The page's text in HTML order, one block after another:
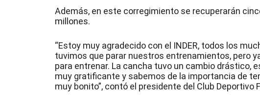
Además, en este corregimiento se recuperarán
millones.
“Estoy muy agradecido con el INDER, todos los
tuvimos que parar nuestros entrenamientos, pero
para entrenar. La cancha tuvo un cambio drástico,
muy gratificante y sabemos de la importancia de
muy bonito”, contó el presidente del Club Deportivo